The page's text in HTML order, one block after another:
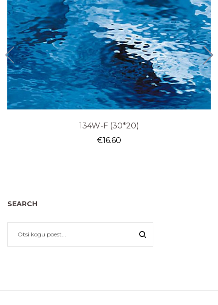
134W-F (30*20)
€16.60
SEARCH